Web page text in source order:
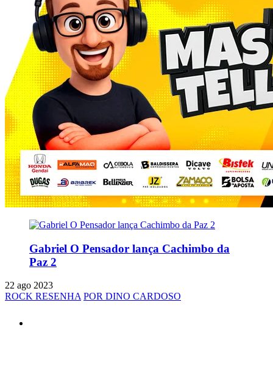
Gabriel O Pensador lança Cachimbo da
Paz 2
22 ago 2023
ROCK RESENHA POR DINO CARDOSO